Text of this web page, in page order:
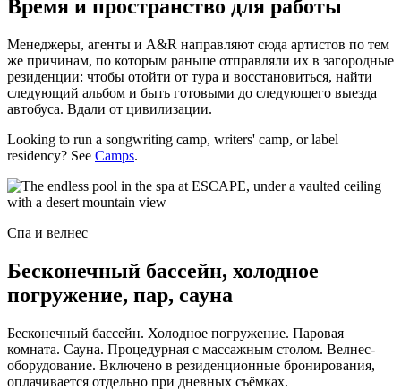
Время и пространство для работы
Менеджеры, агенты и A&R направляют сюда артистов по тем
же причинам, по которым раньше отправляли их в загородные
резиденции: чтобы отойти от тура и восстановиться, найти
следующий альбом и быть готовыми до следующего выезда
автобуса. Вдали от цивилизации.
Looking to run a songwriting camp, writers' camp, or label
residency? See Camps.
Спа и велнес
Бесконечный бассейн, холодное
погружение, пар, сауна
Бесконечный бассейн. Холодное погружение. Паровая
комната. Сауна. Процедурная с массажным столом. Велнес-
оборудование. Включено в резиденционные бронирования,
оплачивается отдельно при дневных съёмках.